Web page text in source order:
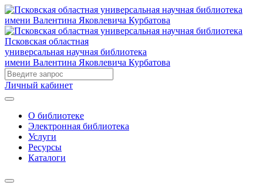
Псковская областная
универсальная научная библиотека
имени Валентина Яковлевича Курбатова
Личный кабинет
О библиотеке
Электронная библиотека
Услуги
Ресурсы
Каталоги